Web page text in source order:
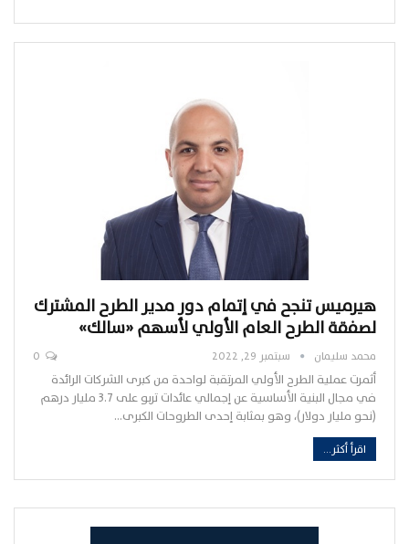
هيرميس تنجح في إتمام دور مدير الطرح المشترك
لصفقة الطرح العام الأولي لأسهم «سالك»
محمد سليمان سبتمبر 29, 2022
أثمرت عملية الطرح الأولي المرتقبة لواحدة من كبرى الشركات الرائدة
في مجال البنية الأساسية عن إجمالي عائدات تربو على 3.7 مليار درهم
(نحو مليار دولار)، وهو بمثابة إحدى الطروحات الكبرى…
اقرأ أكثر...